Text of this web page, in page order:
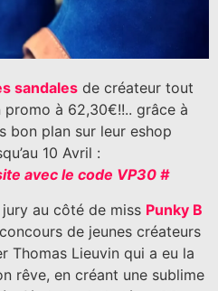
sandalesde créateur tout
promo à 62,30€!!.. grâce à
bon plan sur leur eshop
10 Avril :
avec le code VP30 #
jury au côté de miss Punky B
de jeunes créateurs
Thomas Lieuvin qui a eu la
rêve, en créant une sublime